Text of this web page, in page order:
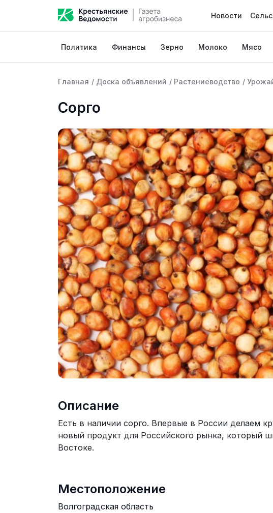
Новости
Политика Финансы Зерно Молоко Мясо
Главная / Доска объявлений / Растениеводство /
Сорго
Описание
Есть в наличии сорго. Впервые в России делаем
новый продукт для Российского рынка, который
Востоке.
Местоположение
Волгоградская область